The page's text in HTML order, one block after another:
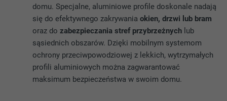
domu. Specjalne, aluminiowe profile doskonale nadają
się do efektywnego zakrywaniaokien, drzwi lub bram
oraz dozabezpieczania stref przybrzeżnych lub
sąsiednich obszarów. Dzięki mobilnym systemom
ochrony przeciwpowodziowej z lekkich, wytrzymałych
profili aluminiowych można zagwarantować
maksimum bezpieczeństwa w swoim domu.